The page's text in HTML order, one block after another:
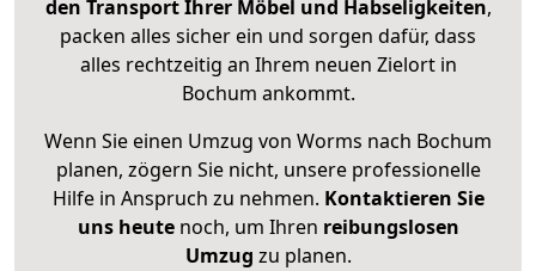
den Transport Ihrer Möbel und Habseligkeiten,
packen alles sicher ein und sorgen dafür, dass
alles rechtzeitig an Ihrem neuen Zielort in
Bochum ankommt.
Wenn Sie einen Umzug von Worms nach Bochum
planen, zögern Sie nicht, unsere professionelle
Hilfe in Anspruch zu nehmen. Kontaktieren Sie
uns heutenoch, um Ihren reibungslosen
Umzug zu planen.